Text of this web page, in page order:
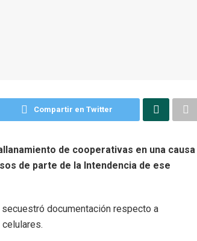
Compartir en Twitter
de cooperativas en una causa
de parte de la Intendencia de ese
documentación respecto a